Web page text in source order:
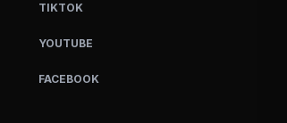
TIKTOK
YOUTUBE
FACEBOOK